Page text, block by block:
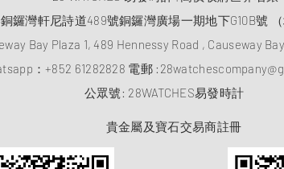
鑼灣軒尼詩道489號銅鑼灣廣場一期地下G10B號 （
Bay Plaza 1, 489 Hennessy Road , Causeway
：+852 61282828 電郵 :
​公眾號: 28WATCHES易發時計
貴金屬及寶石交易商註冊